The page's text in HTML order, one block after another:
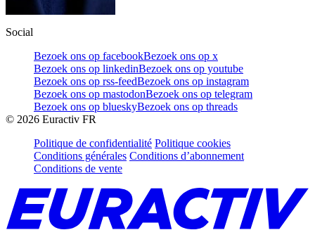
Social
Bezoek ons op facebookBezoek ons op x
Bezoek ons op linkedinBezoek ons op youtube
Bezoek ons op rss-feedBezoek ons op instagram
Bezoek ons op mastodonBezoek ons op telegram
Bezoek ons op blueskyBezoek ons op threads
© 2026 Euractiv FR
Politique de confidentialité Politique cookies
Conditions générales Conditions d’abonnement
Conditions de vente